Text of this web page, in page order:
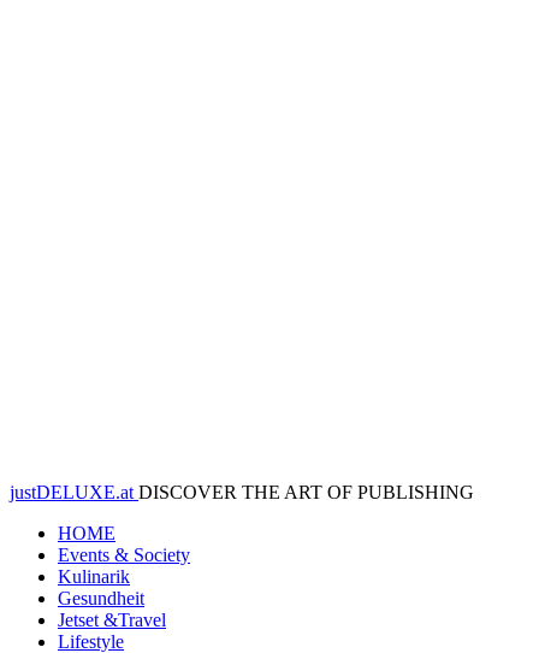
justDELUXE.at DISCOVER THE ART OF PUBLISHING
HOME
Events & Society
Kulinarik
Gesundheit
Jetset &Travel
Lifestyle